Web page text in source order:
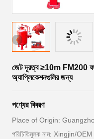
জেট দূরত্ব ≥10m FM200
অ্যাপ্লিকেশনগুলির জন্য
পণ্যের বিবরণ
Place of Origin:
পরিচিতিমুলক নাম: Xingjin/OEM